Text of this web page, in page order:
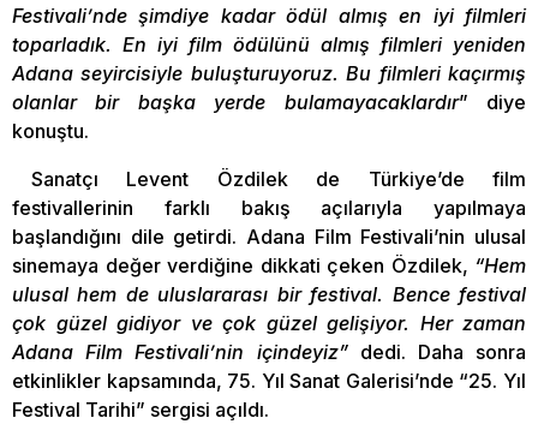
Festivali’nde şimdiye kadar ödül almış en iyi filmleri
toparladık. En iyi film ödülünü almış filmleri yeniden
Adana seyircisiyle buluşturuyoruz. Bu filmleri kaçırmış
olanlar bir başka yerde bulamayacaklardır” diye
konuştu.
Sanatçı Levent Özdilek de Türkiye’de film
festivallerinin farklı bakış açılarıyla yapılmaya
başlandığını dile getirdi. Adana Film Festivali’nin ulusal
sinemaya değer verdiğine dikkati çeken Özdilek, “Hem
ulusal hem de uluslararası bir festival. Bence festival
çok güzel gidiyor ve çok güzel gelişiyor. Her zaman
Adana Film Festivali’nin içindeyiz”dedi. Daha sonra
etkinlikler kapsamında, 75. Yıl Sanat Galerisi’nde “25. Yıl
Festival Tarihi” sergisi açıldı.